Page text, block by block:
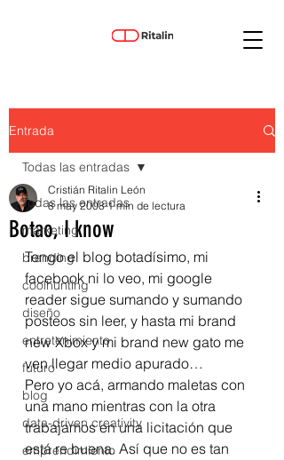
Entrada
Todas las entradas
marketing
branding
coolhunting
diseño
entretenimiento
futuro
blog
data-driven creativity
emprendimiento
Todas las entradas
Botao, I know
Cristián Ritalin León
8 may 2008 1 min de lectura
Tengo el blog botadísimo, mi
facebook ni lo veo, mi google
reader sigue sumando y sumando
posteos sin leer, y hasta mi brand
new Xbox y mi brand new gato me
ven llegar medio apurado…
Pero yo acá, armando maletas con
una mano mientras con la otra
trabajamos en una licitación que
está re buena. Así que no es tan